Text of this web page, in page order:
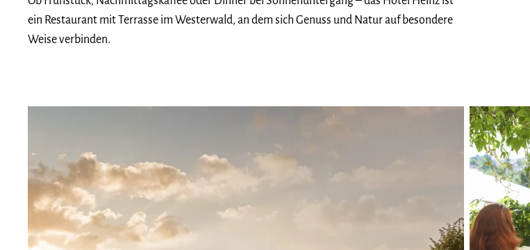
ein Restaurant mit Terrasse im Westerwald, an dem sich Genuss und Natur auf besondere
Weise verbinden.